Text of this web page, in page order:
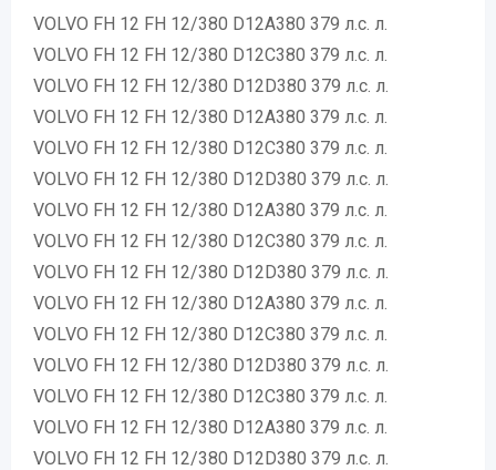
VOLVO FH 12 FH 12/380 D12A380 379 л.с. л.
VOLVO FH 12 FH 12/380 D12C380 379 л.с. л.
VOLVO FH 12 FH 12/380 D12D380 379 л.с. л.
VOLVO FH 12 FH 12/380 D12A380 379 л.с. л.
VOLVO FH 12 FH 12/380 D12C380 379 л.с. л.
VOLVO FH 12 FH 12/380 D12D380 379 л.с. л.
VOLVO FH 12 FH 12/380 D12A380 379 л.с. л.
VOLVO FH 12 FH 12/380 D12C380 379 л.с. л.
VOLVO FH 12 FH 12/380 D12D380 379 л.с. л.
VOLVO FH 12 FH 12/380 D12A380 379 л.с. л.
VOLVO FH 12 FH 12/380 D12C380 379 л.с. л.
VOLVO FH 12 FH 12/380 D12D380 379 л.с. л.
VOLVO FH 12 FH 12/380 D12C380 379 л.с. л.
VOLVO FH 12 FH 12/380 D12A380 379 л.с. л.
VOLVO FH 12 FH 12/380 D12D380 379 л.с. л.